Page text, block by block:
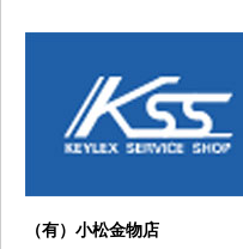
（有）小松金物店